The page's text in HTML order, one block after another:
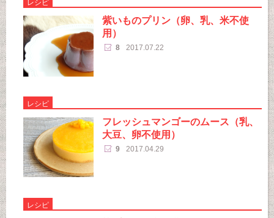
レシピ
紫いものプリン（卵、乳、米不使
用）
8 2017.07.22
レシピ
フレッシュマンゴーのムース（乳、
大豆、卵不使用）
9 2017.04.29
レシピ